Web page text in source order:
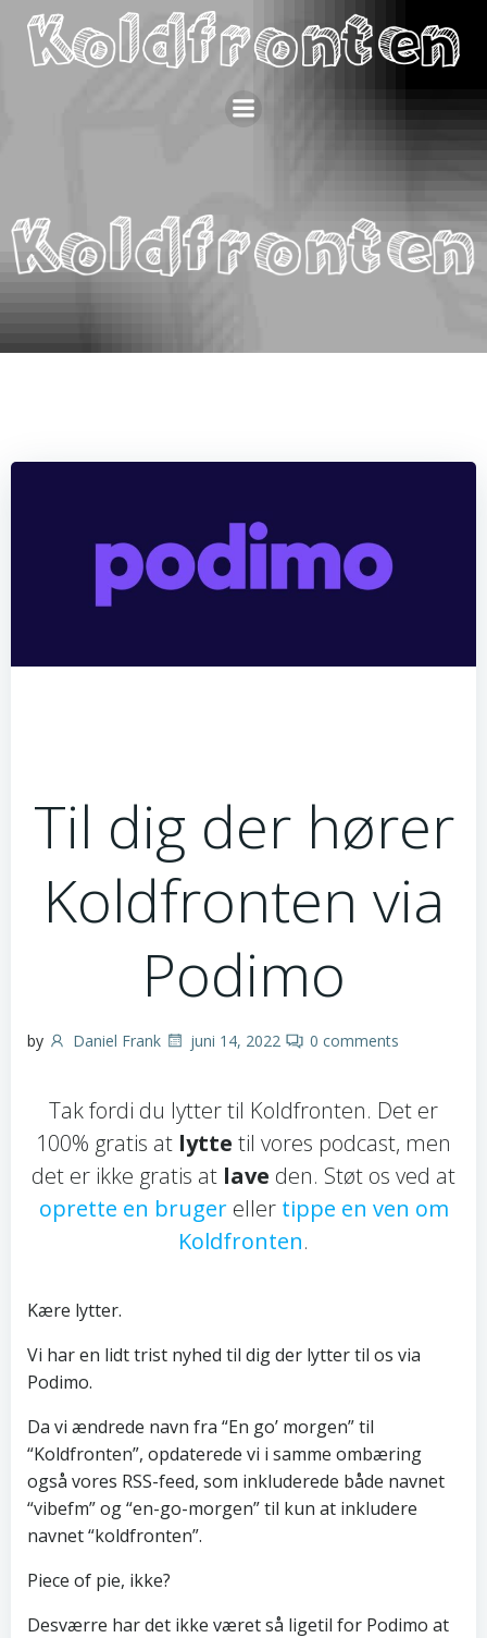
til
indhold
Til dig der hører
Koldfronten via
Podimo
by Daniel Frank juni 14, 2022 0 comments
Tak fordi du lytter til Koldfronten. Det er
100% gratis at lytte til vores podcast, men
det er ikke gratis at lave den. Støt os ved at
oprette en brugereller tippe en ven om
Koldfronten.
Kære lytter.
Vi har en lidt trist nyhed til dig der lytter til os via
Podimo.
Da vi ændrede navn fra “En go’ morgen” til
“Koldfronten”, opdaterede vi i samme ombæring
også vores RSS-feed, som inkluderede både navnet
“vibefm” og “en-go-morgen” til kun at inkludere
navnet “koldfronten”.
Piece of pie, ikke?
Desværre har det ikke været så ligetil for Podimo at